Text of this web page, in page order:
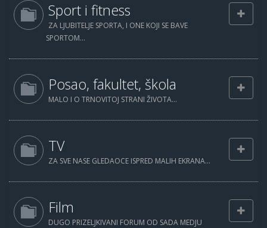
Sport i fitness
ZA LJUBITELJE SPORTA, I ONE KOJI SE BAVE
SPORTOM...
Posao, fakultet, škola
MALO I O TRNOVITOJ STRANI ŽIVOTA...
TV
ZA SVE NASE GLEDAOCE ISPRED MALIH EKRANA...
Film
DUGO PRIZELJKIVANI FORUM OD SADA MEDJU